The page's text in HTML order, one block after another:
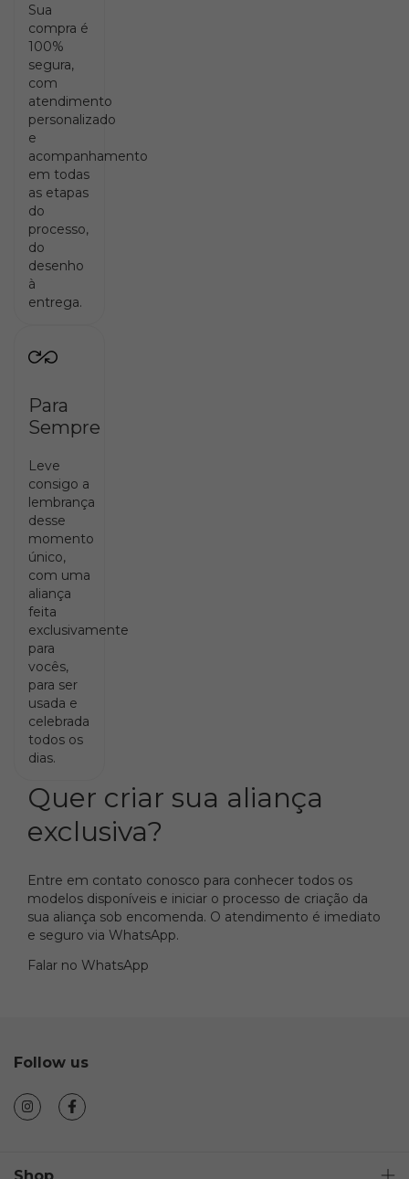
Sua
compra é
100%
segura,
com
atendimento
personalizado
e
acompanhamento
em todas
as etapas
do
processo,
do
desenho
à
entrega.
Para
Sempre
Leve
consigo a
lembrança
desse
momento
único,
com uma
aliança
feita
exclusivamente
para
vocês,
para ser
usada e
celebrada
todos os
dias.
Quer criar sua aliança
exclusiva?
Entre em contato conosco para conhecer todos os
modelos disponíveis e iniciar o processo de criação da
sua aliança sob encomenda. O atendimento é imediato
e seguro via WhatsApp.
Falar no WhatsApp
Follow us
Shop